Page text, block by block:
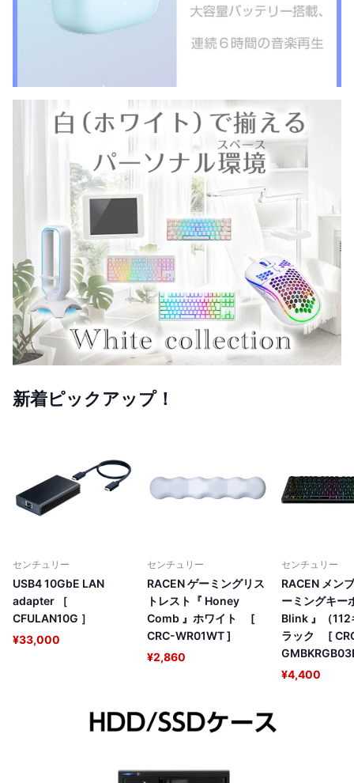
新着ピックアップ！
センチュリー
USB4 10GbE LAN
adapter ［
CFULAN10G ］
¥33,000
センチュリー
RACEN ゲーミングリス
トレスト『 Honey
Comb 』ホワイト [
CRC-WR01WT ]
¥2,860
センチュリー
RACEN メン
ーミングキー
Blink 』（112
ラック [
¥4,400